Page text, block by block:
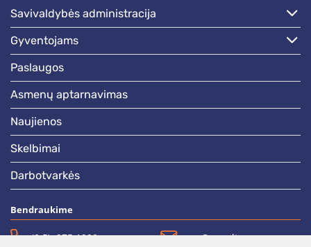
savivaldybės administracija
gyventojams
paslaugos
asmenų aptarnavimas
naujienos
skelbimai
darbotvarkės
Bendraukime
(0 5)  275 1990 vrsa@vrsa.lt